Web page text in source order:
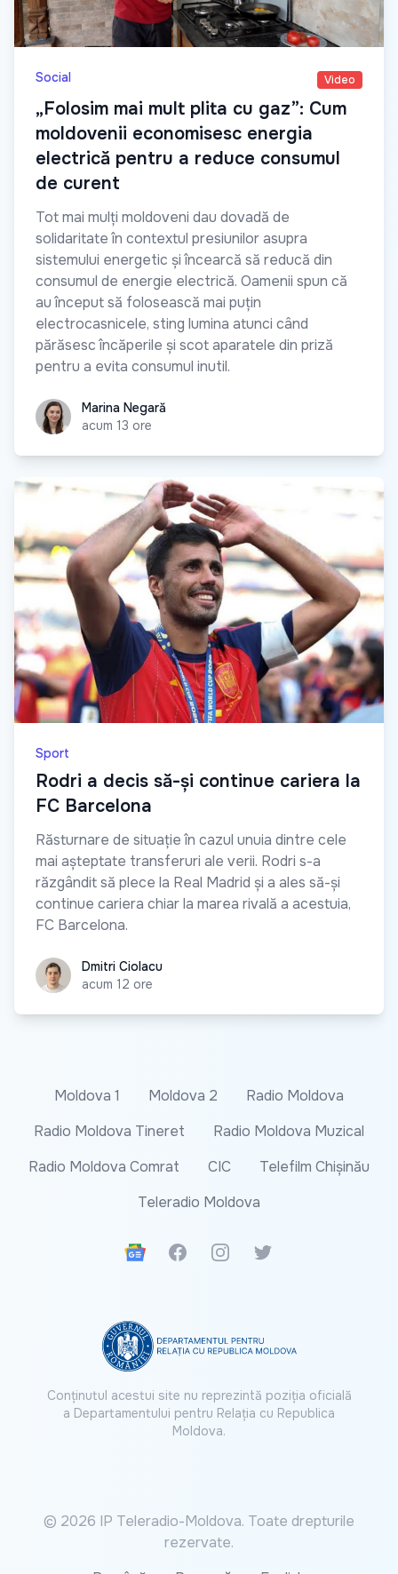
Social Video
„Folosim mai mult plita cu gaz”: Cum
moldovenii economisesc energia
electrică pentru a reduce consumul
de curent
Tot mai mulți moldoveni dau dovadă de
solidaritate în contextul presiunilor asupra
sistemului energetic și încearcă să reducă din
consumul de energie electrică. Oamenii spun că
au început să folosească mai puțin
electrocasnicele, sting lumina atunci când
părăsesc încăperile și scot aparatele din priză
pentru a evita consumul inutil.
Marina Negară
Marina Negară
acum 13 ore
Sport
Rodri a decis să-și continue cariera la
FC Barcelona
Răsturnare de situație în cazul unuia dintre cele
mai așteptate transferuri ale verii. Rodri s-a
răzgândit să plece la Real Madrid și a ales să-și
continue cariera chiar la marea rivală a acestuia,
FC Barcelona.
Dmitri Ciolacu
Dmitri Ciolacu
acum 12 ore
Moldova 1 Moldova 2
Radio Moldova
Radio Moldova Tineret
Radio Moldova Muzical
Radio Moldova Comrat
CIC
Telefilm Chișinău
Teleradio Moldova
Google News
FacebookInstagramTwitter
Conținutul acestui site nu reprezintă poziția oficială
a Departamentului pentru Relația cu Republica
Moldova.
© 2026 IP Teleradio-Moldova. Toate drepturile
rezervate.